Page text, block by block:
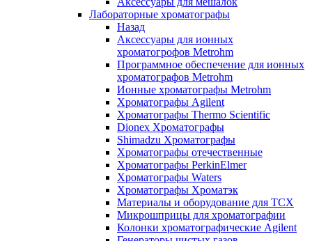
Лабораторные хроматографы
Назад
Аксессуары для ионных
хроматогрофов Metrohm
Программное обеспечение для ионных
хроматографов Metrohm
Ионные хроматографы Metrohm
Хроматографы Agilent
Хроматографы Thermo Scientific
Dionex Хроматографы
Shimadzu Хроматографы
Хроматографы отечественные
Хроматографы PerkinElmer
Хроматографы Waters
Хроматографы Хроматэк
Материалы и оборудование для ТСХ
Микрошприцы для хроматографии
Колонки хроматографические Agilent